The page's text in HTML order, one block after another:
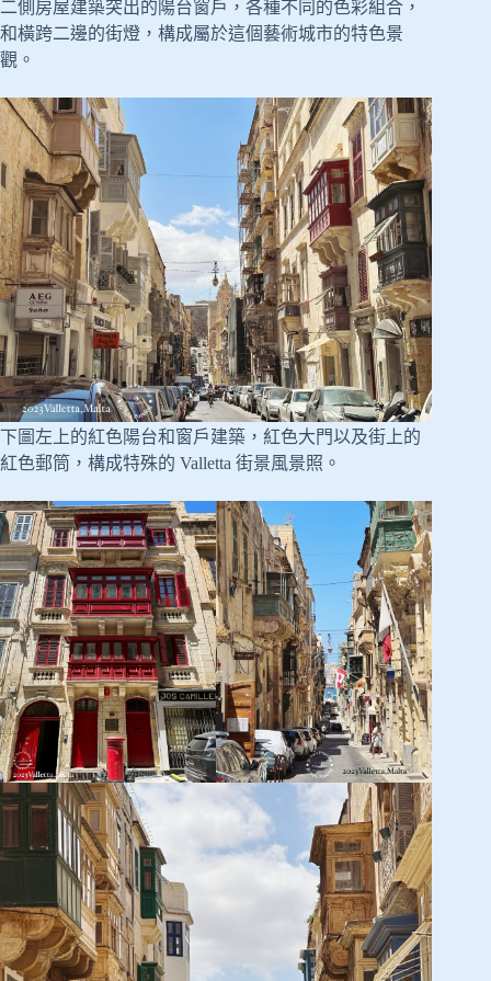
二側房屋建築突出的陽台窗戶，各種不同的色彩組合，
和橫跨二邊的街燈，構成屬於這個藝術城市的特色景
觀。
下圖左上的紅色陽台和窗戶建築，紅色大門以及街上的
紅色郵筒，構成特殊的 Valletta 街景風景照。